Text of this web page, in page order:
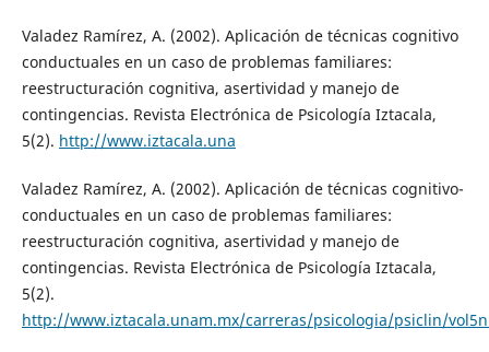
Valadez Ramírez, A. (2002). Aplicación de técnicas cognitivo
conductuales en un caso de problemas familiares:
reestructuración cognitiva, asertividad y manejo de
contingencias. Revista Electrónica de Psicología Iztacala,
5(2). http://www.iztacala.una
Valadez Ramírez, A. (2002). Aplicación de técnicas cognitivo-
conductuales en un caso de problemas familiares:
reestructuración cognitiva, asertividad y manejo de
contingencias. Revista Electrónica de Psicología Iztacala,
5(2).
http://www.iztacala.unam.mx/carreras/psicologia/psiclin/